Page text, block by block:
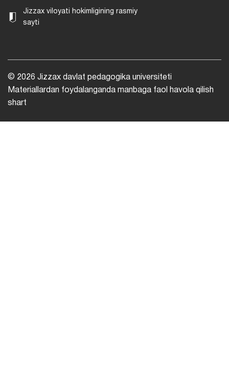
Jizzax viloyati hokimligining rasmiy
sayti
© 2026 Jizzax davlat pedagogika universiteti
Materiallardan foydalanganda manbaga faol havola qilish
shart